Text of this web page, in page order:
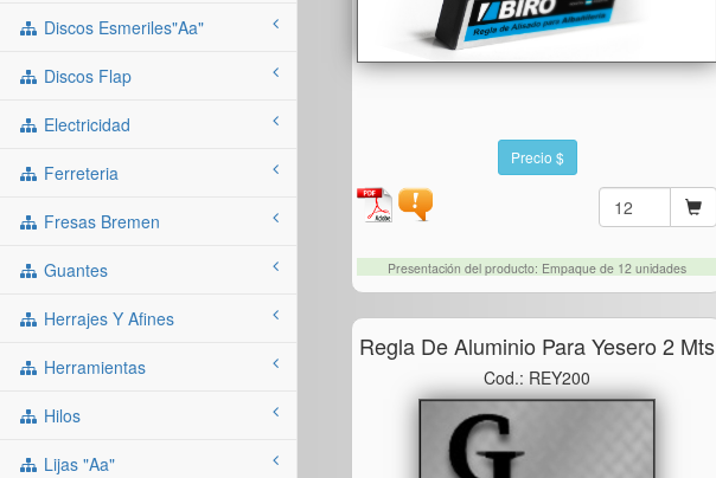
Discos Esmeriles"aa"
Discos Flap
Electricidad
Ferreteria
Fresas Bremen
Guantes
Herrajes Y Afines
Herramientas
Hilos
Lijas "aa"
Precio $
Presentación del producto: Empaque de 12 unidades
Regla De Aluminio Para Yesero 2 Mts
Cod.: REY200